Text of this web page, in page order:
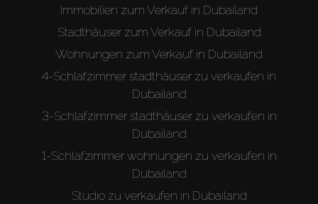
Immobilien zum Verkauf in Dubailand
Stadthäuser zum Verkauf in Dubailand
Wohnungen zum Verkauf in Dubailand
4-Schlafzimmer stadthäuser zu verkaufen in
Dubailand
3-Schlafzimmer stadthäuser zu verkaufen in
Dubailand
1-Schlafzimmer wohnungen zu verkaufen in
Dubailand
Studio zu verkaufen in Dubailand